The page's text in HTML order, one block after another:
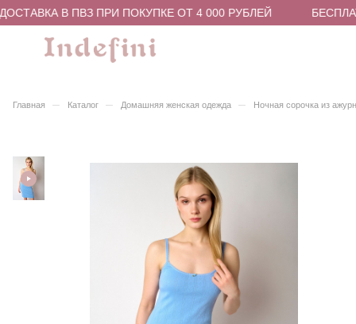
В ПВЗ ПРИ ПОКУПКЕ ОТ 4 000 РУБЛЕЙ
Главная – Каталог – Домашняя женская одежда – Ночная сорочка из